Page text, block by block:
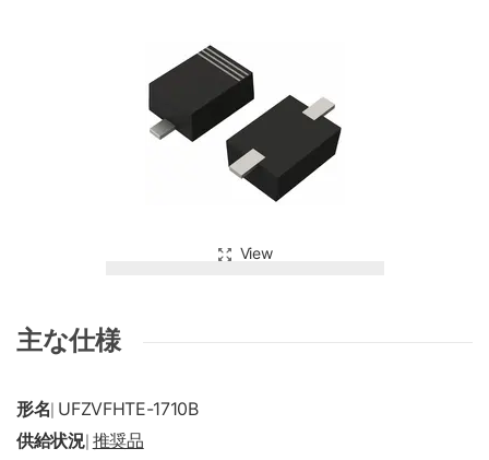
View
主な仕様
形名 UFZVFHTE-1710B
供給状況| 推奨品